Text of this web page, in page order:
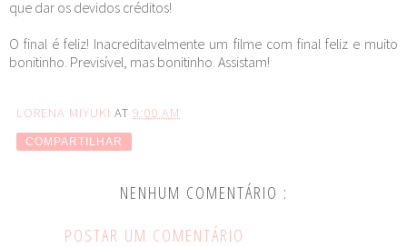
que dar os devidos créditos!
O final é feliz! Inacreditavelmente um filme com final feliz e muito
bonitinho. Previsível, mas bonitinho. Assistam!
LORENA MIYUKI AT 9:00 AM
COMPARTILHAR
NENHUM COMENTÁRIO :
POSTAR UM COMENTÁRIO